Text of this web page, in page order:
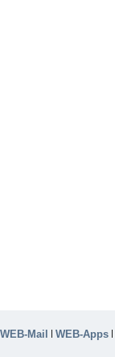
WEB-Mail WEB-Apps